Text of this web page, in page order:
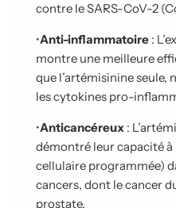
contre le SARS-CoV-2
•Anti-inflammatoire :
montre une meilleure
que l’artémisinine
les cytokines pro-
•Anticancéreux :
démontré leur capacité
cellulaire programmée)
cancers, dont lecancer
prostate.